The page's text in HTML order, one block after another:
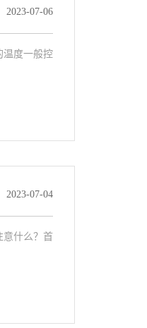
2023-07-06
温度一般控
2023-07-04
意什么？首